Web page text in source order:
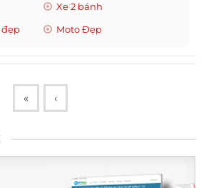
Xe 2 bánh
đẹp
Moto Đẹp
« ‹